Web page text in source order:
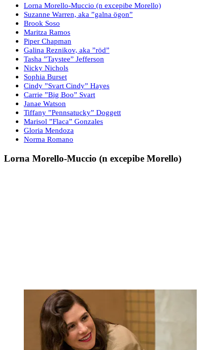
Lorna Morello-Muccio (n excepibe Morello)
Suzanne Warren, aka ”galna ögon”
Brook Soso
Maritza Ramos
Piper Chapman
Galina Reznikov, aka ”röd”
Tasha ”Taystee” Jefferson
Nicky Nichols
Sophia Burset
Cindy ”Svart Cindy” Hayes
Carrie ”Big Boo” Svart
Janae Watson
Tiffany ”Pennsatucky” Doggett
Marisol ”Flaca” Gonzales
Gloria Mendoza
Norma Romano
Lorna Morello-Muccio (n excepibe Morello)